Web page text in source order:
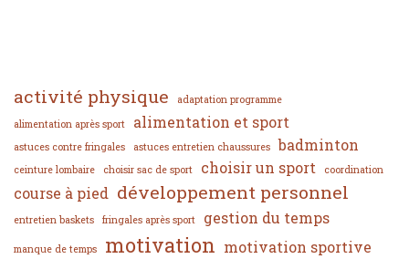
activité physique
adaptation programme
alimentation après sport
alimentation et sport
astuces contre fringales astuces entretien chaussures badminton
ceinture lombaire choisir sac de sport choisir un sport coordination
course à pied développement personnel
entretien baskets fringales après sport gestion du temps
manque de temps motivation motivation sportive